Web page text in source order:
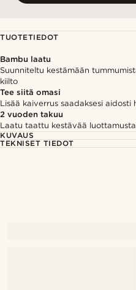
TUOTETIEDOT
Bambu laatu
Suunniteltu kestämään
kiilto
Tee siitä omasi
Lisää kaiverrus saadaksesi aidosti
2 vuoden takuu
Laatu taattu kestävää
KUVAUS
TEKNISET TIEDOT